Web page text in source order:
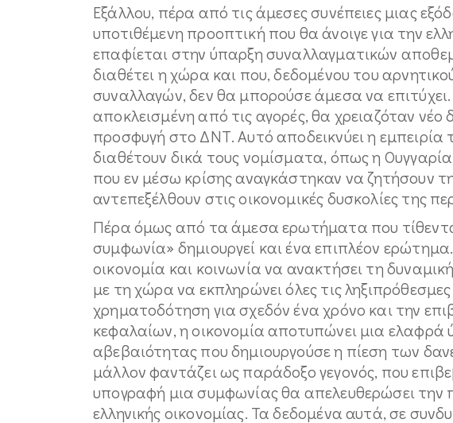
Εξάλλου, πέρα από τις άμεσες συνέπειες μιας
υποτιθέμενη προοπτική που θα άνοιγε για την
επαφίεται στην ύπαρξη συναλλαγματικών
διαθέτει η χώρα και που, δεδομένου του
συναλλαγών, δεν θα μπορούσε άμεσα να
αποκλεισμένη από τις αγορές, θα χρειαζόταν νέο
προσφυγή στο ΔΝΤ. Αυτό αποδεικνύει η
διαθέτουν δικά τους νομίσματα, όπως η
που εν μέσω κρίσης αναγκάστηκαν να ζητήσουν
αντεπεξέλθουν στις οικονομικές δυσκολίες της
Πέρα όμως από τα άμεσα ερωτήματα που
συμφωνία» δημιουργεί και ένα επιπλέον ερώτημα.
οικονομία και κοινωνία να ανακτήσει τη
με τη χώρα να εκπληρώνει όλες τις
χρηματοδότηση για σχεδόν ένα χρόνο και την
κεφαλαίων, η οικονομία αποτυπώνει μια ελαφρά
αβεβαιότητας που δημιουργούσε η πίεση των
μάλλον φαντάζει ως παράδοξο γεγονός, που
υπογραφή μια συμφωνίας θα απελευθερώσει την
ελληνικής οικονομίας. Τα δεδομένα αυτά, σε